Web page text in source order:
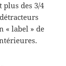
des 3/4
« label » de